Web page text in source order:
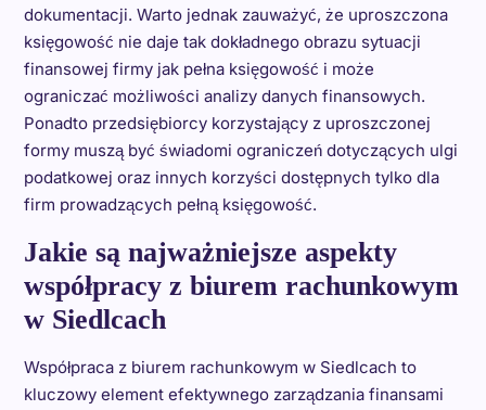
dokumentacji. Warto jednak zauważyć, że uproszczona
księgowość nie daje tak dokładnego obrazu sytuacji
finansowej firmy jak pełna księgowość i może
ograniczać możliwości analizy danych finansowych.
Ponadto przedsiębiorcy korzystający z uproszczonej
formy muszą być świadomi ograniczeń dotyczących ulgi
podatkowej oraz innych korzyści dostępnych tylko dla
firm prowadzących pełną księgowość.
Jakie są najważniejsze aspekty
współpracy z biurem rachunkowym
w Siedlcach
Współpraca z biurem rachunkowym w Siedlcach to
kluczowy element efektywnego zarządzania finansami